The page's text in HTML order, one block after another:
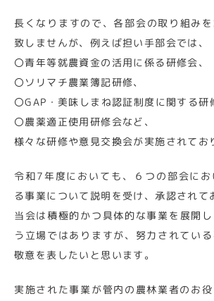
長くなりますので、各部会の取り組み
致しませんが、例えば担い手部会では、
〇青年等就農資金の活用に係る研修会、
〇ソリマチ農業簿記研修、
〇GAP・美味しまね認証制度に関する研
〇農薬適正使用研修会など、
様々な研修や意見交換会が実施されてお
令和7年度においても、６つの部会に
る事業について説明を受け、承認されて
当会は積極的かつ具体的な事業を展開
う立場ではありますが、努力されてい
敬意を表したいと思います。
実施された事業が管内の農林業者のお